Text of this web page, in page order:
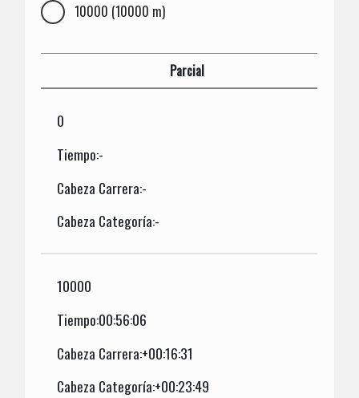
10000 (10000 m)
Parcial
0
Tiempo:-
Cabeza Carrera:-
Cabeza Categoría:-
10000
Tiempo:00:56:06
Cabeza Carrera:+00:16:31
Cabeza Categoría:+00:23:49